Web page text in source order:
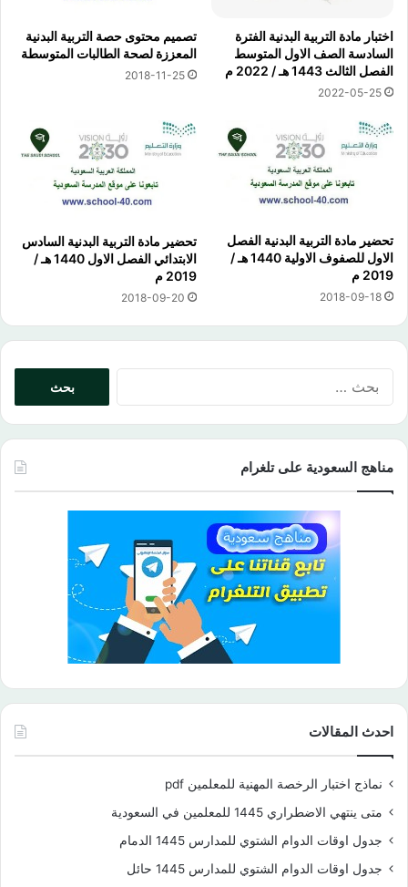
اختبار مادة التربية البدنية الفترة
السادسة الصف الاول المتوسط
الفصل الثالث 1443 هـ / 2022 م
2022-05-25
تصميم محتوى حصة التربية البدنية
المعززة لصحة الطالبات المتوسطة
2018-11-25
تحضير مادة التربية البدنية الفصل
الاول للصفوف الاولية 1440 هـ /
2019 م
2018-09-18
تحضير مادة التربية البدنية السادس
الابتدائي الفصل الاول 1440 هـ /
2019 م
2018-09-20
مناهج السعودية على تلغرام
احدث المقالات
نماذج اختبار الرخصة المهنية للمعلمين pdf
متى ينتهي الاضطراري 1445 للمعلمين في السعودية
جدول اوقات الدوام الشتوي للمدارس 1445 الدمام
جدول اوقات الدوام الشتوي للمدارس 1445 حائل